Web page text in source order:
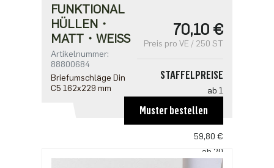
FUNKTIONAL
HÜLLEN・
MATT・WEISS
Artikelnummer:
88800684
Briefumschläge Din
C5 162x229 mm
70,10 €
Preis pro VE / 250 ST
STAFFELPREISE
ab 1
70,10 €
59,80 €
ab 20
Muster bestellen